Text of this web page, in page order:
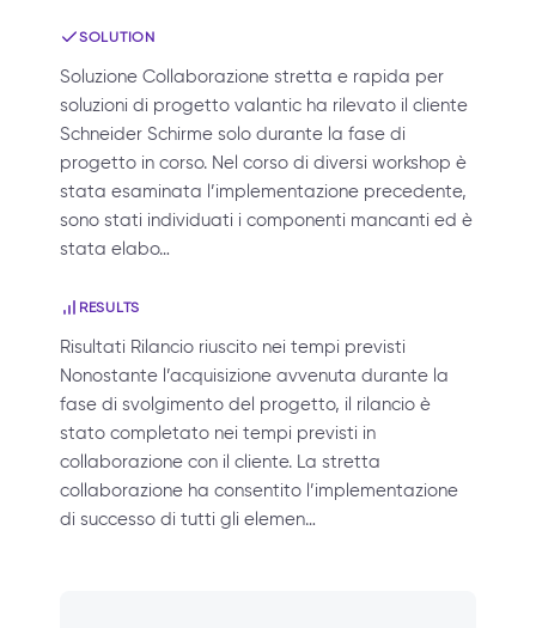
SOLUTION
Soluzione Collaborazione stretta e rapida per
soluzioni di progetto valantic ha rilevato il cliente
Schneider Schirme solo durante la fase di
progetto in corso. Nel corso di diversi workshop è
stata esaminata l’implementazione precedente,
sono stati individuati i componenti mancanti ed è
stata elabo…
RESULTS
Risultati Rilancio riuscito nei tempi previsti
Nonostante l’acquisizione avvenuta durante la
fase di svolgimento del progetto, il rilancio è
stato completato nei tempi previsti in
collaborazione con il cliente. La stretta
collaborazione ha consentito l’implementazione
di successo di tutti gli elemen…